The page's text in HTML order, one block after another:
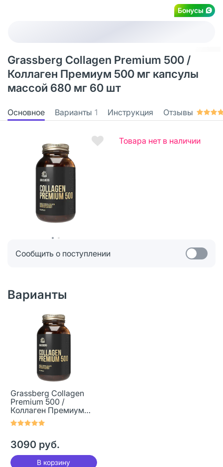
Бонусы
Grassberg Collagen Premium 500 /
Коллаген Премиум 500 мг капсулы
массой 680 мг 60 шт
Основное Варианты 1 Инструкция Отзывы
Товара нет в наличии
Сообщить о поступлении
Варианты
Grassberg Collagen
Premium 500 /
Коллаген Премиум
500 мг капсулы
массой 680 мг 120 шт
3090 руб.
В корзину